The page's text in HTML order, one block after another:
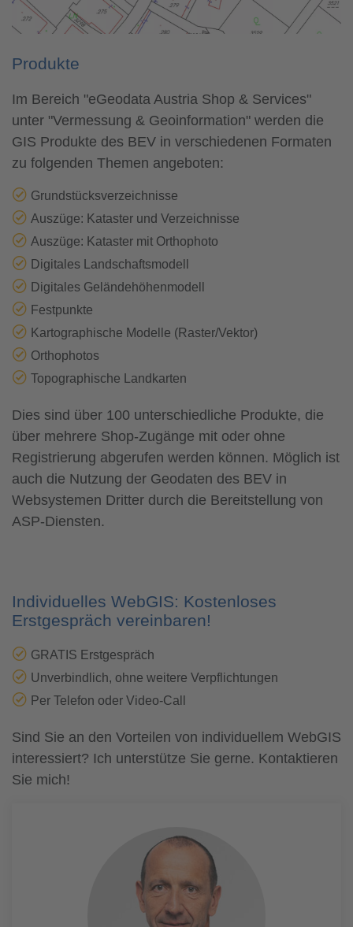
Produkte
Im Bereich "eGeodata Austria Shop & Services"
unter "Vermessung & Geoinformation" werden die
GIS Produkte des BEV in verschiedenen Formaten
zu folgenden Themen angeboten:
Grundstücksverzeichnisse
Auszüge: Kataster und Verzeichnisse
Auszüge: Kataster mit Orthophoto
Digitales Landschaftsmodell
Digitales Geländehöhenmodell
Festpunkte
Kartographische Modelle (Raster/Vektor)
Orthophotos
Topographische Landkarten
Dies sind über 100 unterschiedliche Produkte, die
über mehrere Shop-Zugänge mit oder ohne
Registrierung abgerufen werden können. Möglich ist
auch die Nutzung der Geodaten des BEV in
Websystemen Dritter durch die Bereitstellung von
ASP-Diensten.
Individuelles WebGIS: Kostenloses
Erstgespräch vereinbaren!
GRATIS Erstgespräch
Unverbindlich, ohne weitere Verpflichtungen
Per Telefon oder Video-Call
Sind Sie an den Vorteilen von individuellem WebGIS
interessiert? Ich unterstütze Sie gerne. Kontaktieren
Sie mich!